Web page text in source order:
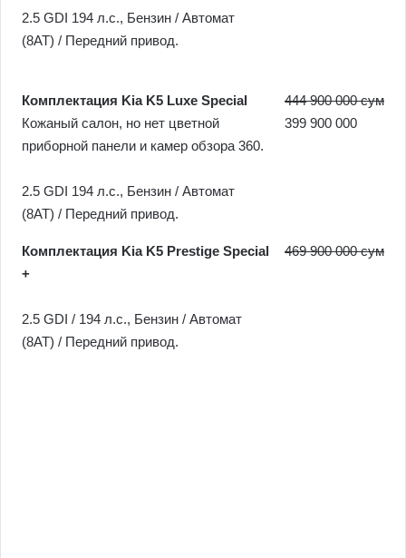
2.5 GDI 194 л.c., Бензин / Автомат
(8AT) / Передний привод.
Комплектация Kia K5 Luxe Special
Кожаный салон, но нет цветной
приборной панели и камер обзора 360.
2.5 GDI 194 л.c., Бензин / Автомат
(8AT) / Передний привод.
444 900 000 сум
399 900 000
Комплектация Kia K5 Prestige Special
+
2.5 GDI / 194 л.c., Бензин / Автомат
(8AT) / Передний привод.
469 900 000 сум